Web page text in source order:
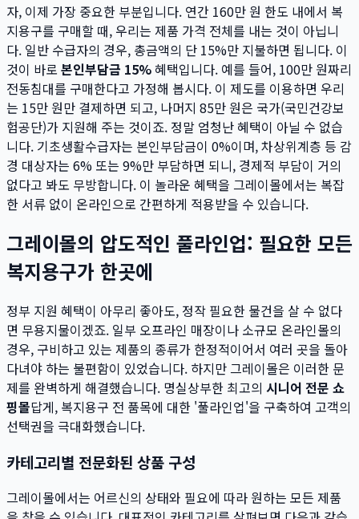
자, 이제 가장 중요한 부분입니다. 연간 160만 원 한도 내에서 복
지용구를 구매할 때, 우리는 제품 가격 전체를 내는 것이 아닙니
다. 일반 수급자의 경우, 총금액의 단 15%만 지불하면 됩니다. 이
것이 바로 본인부담금 15% 혜택입니다. 예를 들어, 100만 원짜리
전동침대를 구매한다고 가정해 봅시다. 이 제도를 이용하면 우리
는 15만 원만 결제하면 되고, 나머지 85만 원은 국가(국민건강보
험공단)가 지원해 주는 것이죠. 정말 엄청난 혜택이 아닐 수 없습
니다. 기초생활수급자는 본인부담금이 0%이며, 차상위계층 등 감
경 대상자는 6% 또는 9%만 부담하면 되니, 경제적 부담이 거의
없다고 봐도 무방합니다. 이 놀라운 혜택을 그레이몰에서는 복잡
한 서류 없이 온라인으로 간편하게 적용받을 수 있습니다.
그레이몰의 압도적인 풀라인업: 필요한 모든
복지용구가 한곳에
정부 지원 혜택이 아무리 좋아도, 정작 필요한 물건을 살 수 없다
면 무용지물이겠죠. 일부 오프라인 매장이나 소규모 온라인몰의
경우, 구비하고 있는 제품의 종류가 한정적이어서 여러 곳을 돌아
다녀야 하는 불편함이 있었습니다. 하지만 그레이몰은 이러한 문
제를 완벽하게 해결했습니다. 명실상부한 최고의 시니어 전문 쇼
핑몰답게, 복지용구 전 품목에 대한 '풀라인업'을 구축하여 고객의
선택권을 극대화했습니다.
카테고리별 전문화된 상품 구성
그레이몰에서는 어르신의 상태와 필요에 따라 원하는 모든 제품